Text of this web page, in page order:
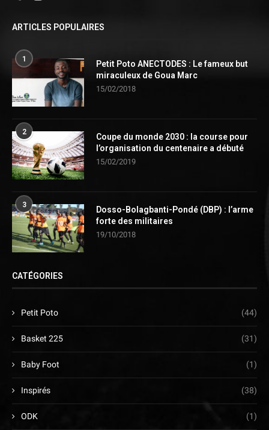
ARTICLES POPULAIRES
1
Petit Poto ANECTODES : Le fameux but
miraculeux de Goua Marc
15/02/2018
2
Coupe du monde 2030 : la course pour
l’organisation du centenaire a débuté
15/02/2019
3
Dosso-Bolagbanti-Pondé (DBP) : l’arme
forte des militaires
19/10/2018
CATÉGORIES
Petit Poto (44)
Basket 225 (31)
Baby Foot (1)
Inspirés (38)
ODK (1)